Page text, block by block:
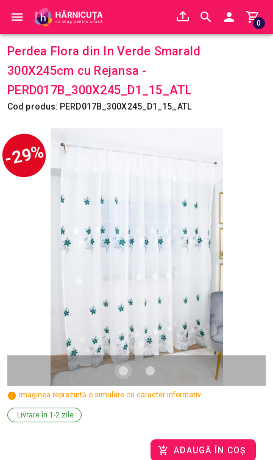
0
Perdea Flora din In Verde Smarald
300X245cm cu Rejansa -
PERD017B_300X245_D1_15_ATL
Cod produs: PERD017B_300X245_D1_15_ATL
-29%
imaginea reprezintă o simulare cu caracter informativ.
Livrare în 1-2 zile
ADAUGĂ ÎN COȘ